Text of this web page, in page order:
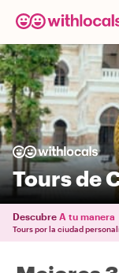
Tours de
Descubre A tu manera
Tours por la ciudad